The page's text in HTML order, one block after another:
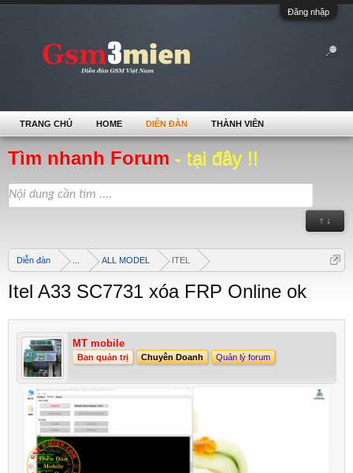
Đăng nhập
Tìm nhanh Forum - tại đây !!
↑ ↓
Diễn đàn ALL MODEL ITEL
Itel A33 SC7731 xóa FRP Online ok
MT mobile
Ban quản trị Chuyên Doanh Quản lý forum
TRANG CHỦ HOME DIỄN ĐÀN THÀNH VIÊN